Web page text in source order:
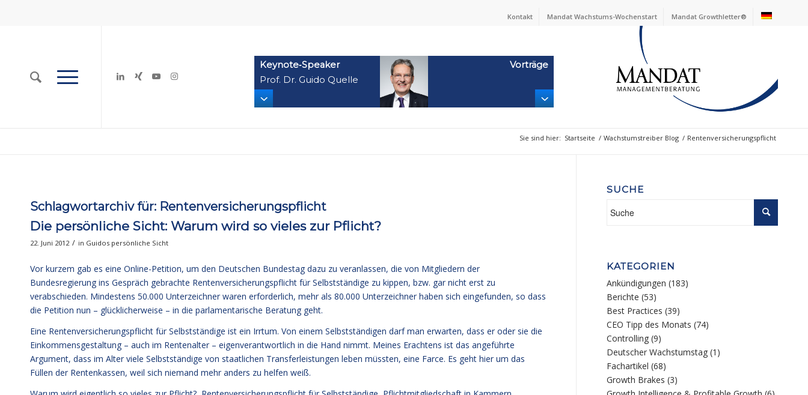
Kontakt Mandat Wachstums-Wochenstart Mandat Growthletter®
Keynote‑Speaker
Prof. Dr. Guido Quelle
Vorträge
Sie sind hier: Startseite / Wachstumstreiber Blog / Rentenversicherungspflicht
Schlagwortarchiv für: Rentenversicherungspflicht
Die persönliche Sicht: Warum wird so vieles zur Pflicht?
22. Juni 2012 / in Guidos persönliche Sicht
Vor kurzem gab es eine Online-Petition, um den Deutschen Bundestag dazu zu veranlassen, die von Mitgliedern der
Bundesregierung ins Gespräch gebrachte Rentenversicherungspflicht für Selbstständige zu kippen, bzw. gar nicht erst zu
verabschieden. Mindestens 50.000 Unterzeichner waren erforderlich, mehr als 80.000 Unterzeichner haben sich eingefunden, so dass
die Petition nun – glücklicherweise – in die parlamentarische Beratung geht.
Eine Rentenversicherungspflicht für Selbstständige ist ein Irrtum. Von einem Selbstständigen darf man erwarten, dass er oder sie die
Einkommensgestaltung – auch im Rentenalter – eigenverantwortlich in die Hand nimmt. Meines Erachtens ist das angeführte
Argument, dass im Alter viele Selbstständige von staatlichen Transferleistungen leben müssten, eine Farce. Es geht hier um das
Füllen der Rentenkassen, weil sich niemand mehr anders zu helfen weiß.
SUCHE
KATEGORIEN
Ankündigungen (183)
Berichte (53)
Best Practices (39)
CEO Tipp des Monats (74)
Controlling (9)
Deutscher Wachstumstag (1)
Fachartikel (68)
Growth Brakes (3)